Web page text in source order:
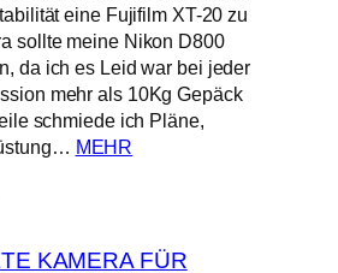
eine Fujifilm XT-20 zu
sollte meine Nikon D800
da ich es Leid war bei jeder
mehr als 10Kg Gepäck
schmiede ich Pläne,
MEHR